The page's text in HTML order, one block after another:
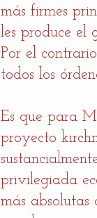
más firmes
les produce el
Por el
todos los
Es que para
proyecto
privilegiada
más absolutas